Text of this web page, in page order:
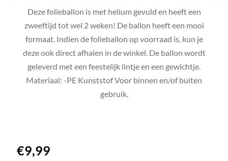
Deze folieballon is met helium gevuld en heeft een
zweeftijd tot wel 2 weken! De ballon heeft een mooi
formaat. Indien de folieballon op voorraad is, kun je
deze ook direct afhalen in de winkel. De ballon wordt
geleverd met een feestelijk lintje en een gewichtje.
Materiaal: -PE Kunststof Voor binnen en/of buiten
gebruik.
€9,99